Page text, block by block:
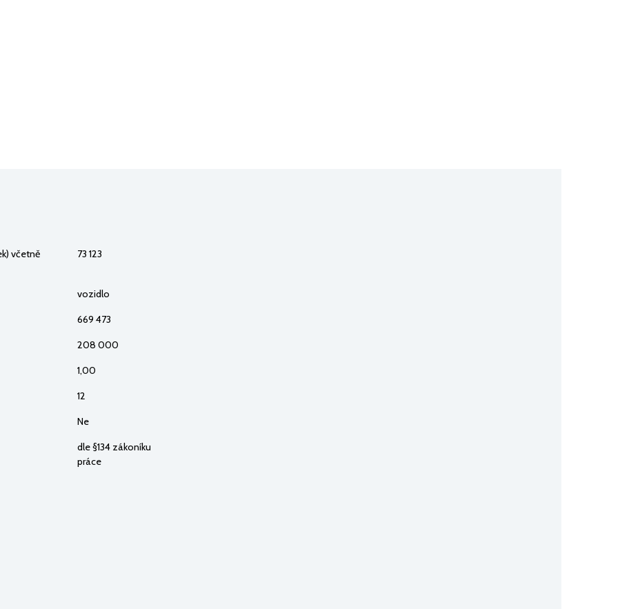
včetně
73 123
vozidlo
669 473
208 000
1,00
12
Ne
dle §134 zákoníku
práce